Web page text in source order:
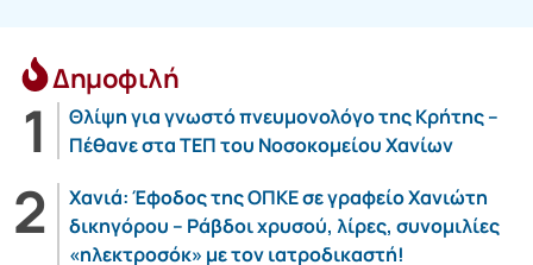
Δημοφιλή
Θλίψη για γνωστό πνευμονολόγο της Κρήτης –
Πέθανε στα ΤΕΠ του Νοσοκομείου Χανίων
Χανιά: Έφοδος της ΟΠΚΕ σε γραφείο Χανιώτη
δικηγόρου – Ράβδοι χρυσού, λίρες, συνομιλίες
«ηλεκτροσόκ» με τον ιατροδικαστή!